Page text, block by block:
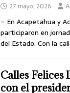
27 mayo, 2026
– En Acapetahua y
participaron en
del Estado. Con la
Calles Felices
con el